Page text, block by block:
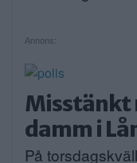
Annons:
Misstänkt
damm i
På